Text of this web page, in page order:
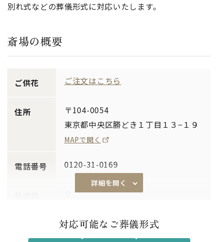
別れ式などの葬儀形式に対応いたします。
斎場の概要
ご供花 ご注文はこちら
住所
〒104-0054
東京都中央区勝どき１丁目１３−１９
MAPで開く
電話番号 0120-31-0169
なし
80席
詳細を開く
対応可能なご葬儀形式